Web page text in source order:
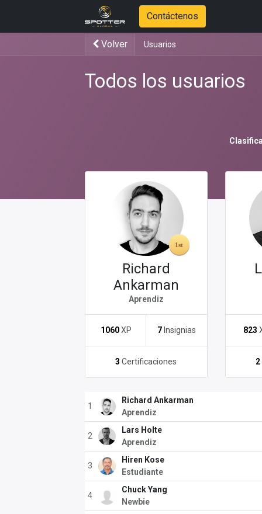
Contáctenos
Volver Usuarios
Todos los usuarios
Richard
Ankarman
Aprendiz
1060 XP 7 Insignias
3 Certificaciones
823
2
1
Richard Ankarman
Aprendiz
2
Lars Holte
Aprendiz
3
Hiren Kose
Estudiante
4
Chuck Yang
Newbie